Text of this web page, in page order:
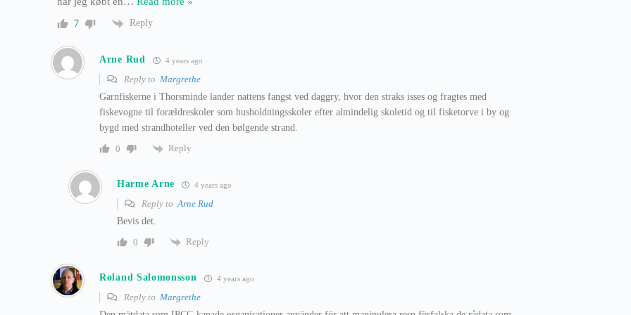
7 Reply
Arne Rud 4 years ago
Reply to Margrethe
Garnfiskerne i Thorsminde lander nattens fangst ved daggry, hvor den straks isses og fragtes med
fiskevogne til forældreskoler som husholdningsskoler efter almindelig skoletid og til fisketorve i by og
bygd med strandhoteller ved den bølgende strand.
0
Reply
Harme Arne 4 years ago
Reply toArne Rud
Bevis det.
0
Reply
Roland Salomonsson 4 years ago
Reply to Margrethe